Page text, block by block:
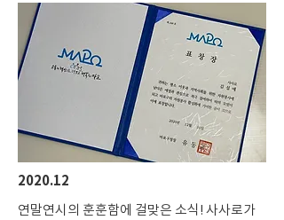
2020.12
연말연시의 훈훈함에 걸맞은 소식! 사사로가